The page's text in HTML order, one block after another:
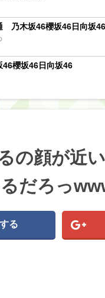
乃木坂46櫻坂46日向坂46
櫻坂46日向坂46
の顔が近
だろっ
る